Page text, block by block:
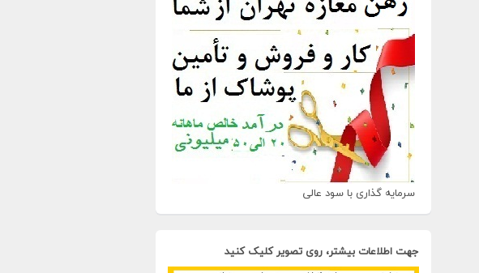
سرمایه گذاری با سود عالی
جهت اطلاعات بیشتر، روی تصویر کلیک کنید